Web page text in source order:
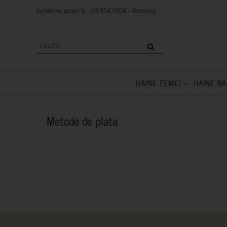
Sunati-ne acum la : 084543554 - Romania
HAINE FEMEI HAINE
Metode de plata